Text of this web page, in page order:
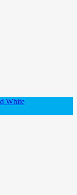
White